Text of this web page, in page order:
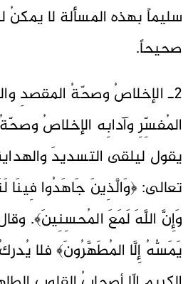
سليماً بهذه المسألة لا يمكنُ
صحيحاً.
2ـ الإخلاصُ وصحّةُ المقصدِ
المُفسِّرِ وآدابِه الإخلاصُ
يقول ليلقى التسديدَ
تعالى: ﴿وَالَّذِينَ جَاهَدُوا فِينَا
وَإِنَّ اللَّهَ لَمَعَ المُحسِنِينَ﴾.
يَمَسُّهُ إِلَّا المُطَهَّرُونَ﴾ فلا